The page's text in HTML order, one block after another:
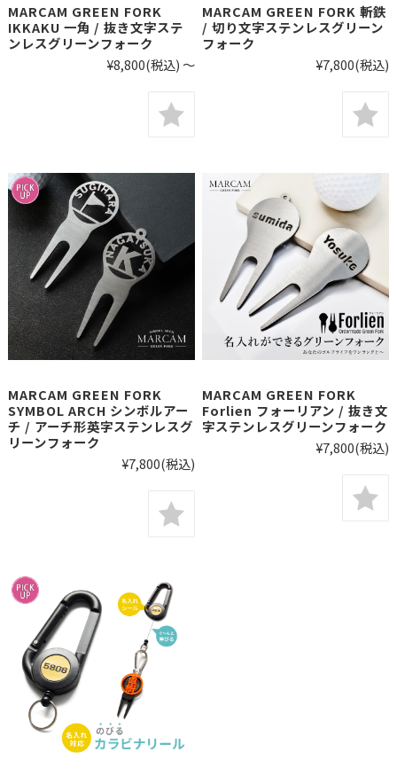
MARCAM GREEN FORK
IKKAKU 一角 / 抜き文字ステ
ンレスグリーンフォーク
¥8,800(税込)～
MARCAM GREEN FORK 斬鉄
/ 切り文字ステンレスグリーン
フォーク
¥7,800(税込)
MARCAM GREEN FORK
SYMBOL ARCH シンボルアー
チ / アーチ形英字ステンレスグ
リーンフォーク
¥7,800(税込)
MARCAM GREEN FORK
Forlien フォーリアン / 抜き文
字ステンレスグリーンフォーク
¥7,800(税込)